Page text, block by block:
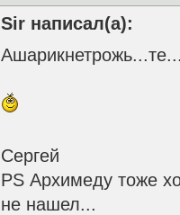
Sir написал(а):
Сергей
PS Архимеду тоже
не нашел...